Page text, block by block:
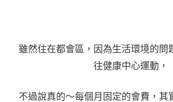
雖然住在都會區，因為生活環境的問
往健康中心運動，
不過說真的～每個月固定的會費，其